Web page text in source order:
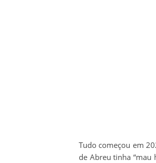
Tudo começou em
de Abreu tinha